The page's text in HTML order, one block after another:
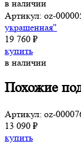
в наличии
Артикул: oz-
украшенная"
19 760 ₽
купить
в наличии
Похожие
Артикул: oz-
13 090 ₽
купить